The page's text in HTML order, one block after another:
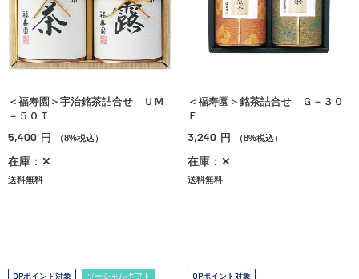
＜福寿園＞宇治銘茶詰合せ ＵＭ
－５０Ｔ
5,400 円 （8%税込）
在庫：✕
送料無料
＜福寿園＞銘茶詰合せ Ｇ－３０
Ｆ
3,240 円 （8%税込）
在庫：✕
送料無料
OPポイント対象 ソーシャルギフト OPポイント対象